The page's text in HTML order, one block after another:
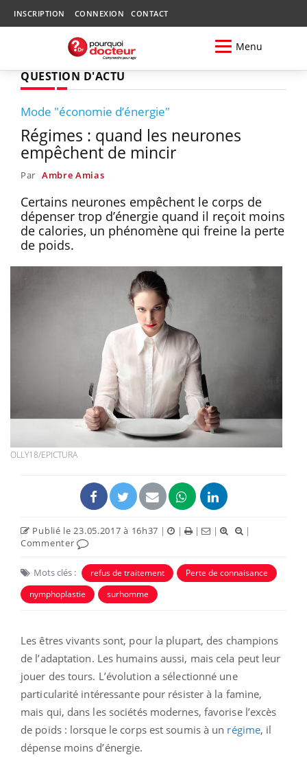
INSCRIPTION CONNEXION CONTACT
Menu
QUESTION D'ACTU
Mode "économie d’énergie"
Régimes : quand les neurones
empêchent de mincir
Par Ambre Amias
Certains neurones empêchent le corps de
dépenser trop d’énergie quand il reçoit moins
de calories, un phénomène qui freine la perte
de poids.
OLLY18/EPICTURA
Publié le 23.05.2017 à 16h37 | | | |
|
Commenter
Mots clés : refus de traitement
Perte de connaisance
nymphoplastie
surhomme
Les êtres vivants sont, pour la plupart, des champions
de l’adaptation. Les humains aussi, mais cela peut leur
jouer des tours. L’évolution a sélectionné une
particularité intéressante pour résister à la famine,
mais qui, dans les sociétés modernes, favorise l’excès
de poids : lorsque le corps est soumis à un régime, il
dépense moins d’énergie.